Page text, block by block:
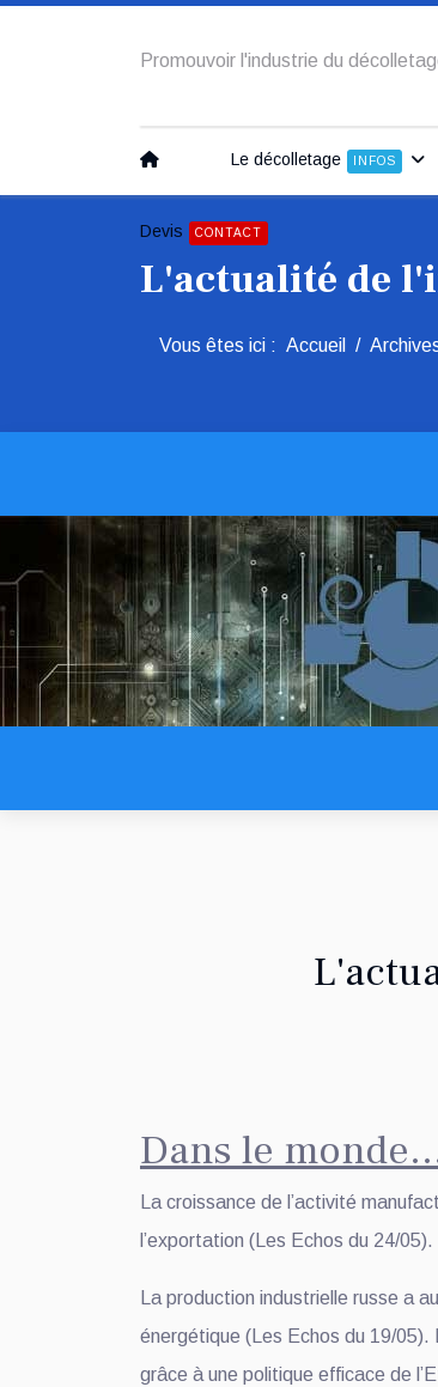
Promouvoir l'industrie du
Le décolletage INFOS
Devis CONTACT
L'actualité de
Vous êtes ici : Accueil
Dans le
La croissance de l’activité
l’exportation (Les Echos du 24/05).
La production industrielle russe a
énergétique (Les Echos du 19/05).
grâce à une politique efficace de